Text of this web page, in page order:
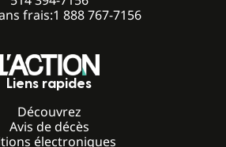
frais:1 888 767-7156
Liens rapides
Découvrez
Avis de décès
électroniques